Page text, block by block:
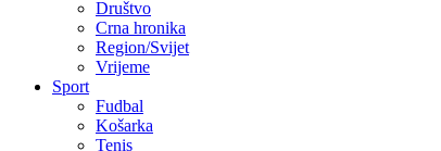
Društvo
Crna hronika
Region/Svijet
Vrijeme
Sport
Fudbal
Košarka
Tenis